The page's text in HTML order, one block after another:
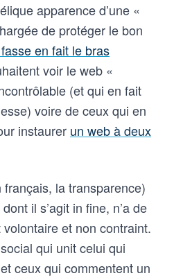
apparence d’une «
de protéger le bon
en fait le bras
voir le web «
(et qui en fait
voire de ceux qui en
instaurer un web à deux
la transparence)
il s’agit in fine, n’a de
et non contraint.
qui unit celui qui
ceux qui commentent un